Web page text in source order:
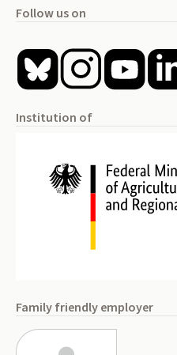
Follow us on
Institution of
Family friendly employer